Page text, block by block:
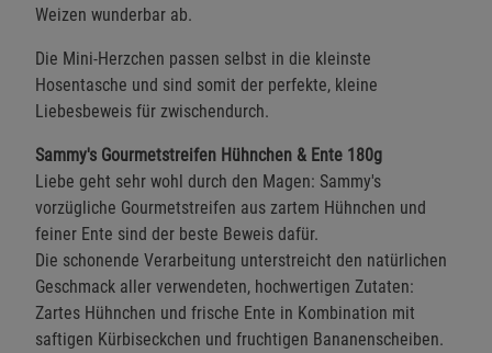
Weizen wunderbar ab.
Die Mini-Herzchen passen selbst in die kleinste
Hosentasche und sind somit der perfekte, kleine
Liebesbeweis für zwischendurch.
Sammy's Gourmetstreifen Hühnchen & Ente 180g
Liebe geht sehr wohl durch den Magen: Sammy's
vorzügliche Gourmetstreifen aus zartem Hühnchen und
feiner Ente sind der beste Beweis dafür.
Die schonende Verarbeitung unterstreicht den natürlichen
Geschmack aller verwendeten, hochwertigen Zutaten:
Zartes Hühnchen und frische Ente in Kombination mit
saftigen Kürbiseckchen und fruchtigen Bananenscheiben.